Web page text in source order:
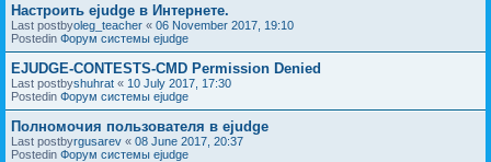
Настроить ejudge в Интернете.
Last postbyoleg_teacher « 06 November 2017, 19:10
Postedin Форум системы ejudge
EJUDGE-CONTESTS-CMD Permission Denied
Last postbyshuhrat « 10 July 2017, 17:30
Postedin Форум системы ejudge
Полномочия пользователя в ejudge
Last postbyrgusarev « 08 June 2017, 20:37
Postedin Форум системы ejudge